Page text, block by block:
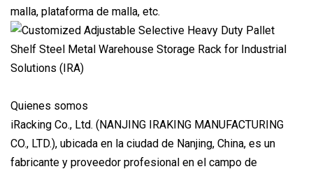
malla, plataforma de malla, etc.
Quienes somos
iRacking Co., Ltd. (NANJING IRAKING MANUFACTURING
CO., LTD.), ubicada en la ciudad de Nanjing, China, es un
fabricante y proveedor profesional en el campo de